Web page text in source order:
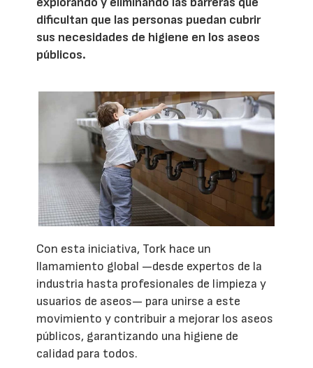
dificultan que las personas puedan cubrir
sus necesidades de higiene en los aseos
públicos.
Con esta iniciativa, Tork hace un
llamamiento global —desde expertos de la
industria hasta profesionales de limpieza y
usuarios de aseos— para unirse a este
movimiento y contribuir a mejorar los aseos
públicos, garantizando una higiene de
calidad para todos.